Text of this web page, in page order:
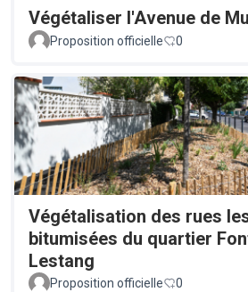
Végétaliser l'Avenue de
Proposition officielle
0
Végétalisation des rues
bitumisées du quartier
Lestang
Proposition officielle 0